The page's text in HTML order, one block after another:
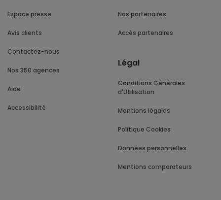
Espace presse
Avis clients
Contactez-nous
Nos 350 agences
Aide
Accessibilité
Nos partenaires
Accès partenaires
Légal
Conditions Générales
d'Utilisation
Mentions légales
Politique Cookies
Données personnelles
Mentions comparateurs